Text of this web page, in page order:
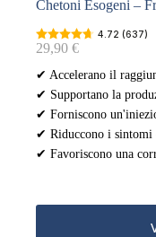
Chetoni Esogeni –
4.72 (637)
29,90 €
✔ Accelerano il
✔ Supportano la
✔ Forniscono
✔ Riduccono i sintomi
✔ Favoriscono una